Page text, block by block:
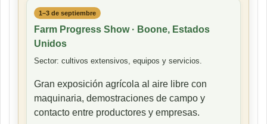
1–3 de septiembre
Farm Progress Show · Boone, Estados
Unidos
Sector: cultivos extensivos, equipos y servicios.
Gran exposición agrícola al aire libre con
maquinaria, demostraciones de campo y
contacto entre productores y empresas.